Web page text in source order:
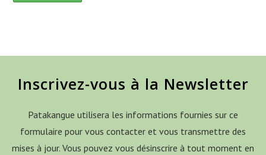
Inscrivez-vous à la Newsletter
Patakangue utilisera les informations fournies sur ce
formulaire pour vous contacter et vous transmettre des
mises à jour. Vous pouvez vous désinscrire à tout moment en